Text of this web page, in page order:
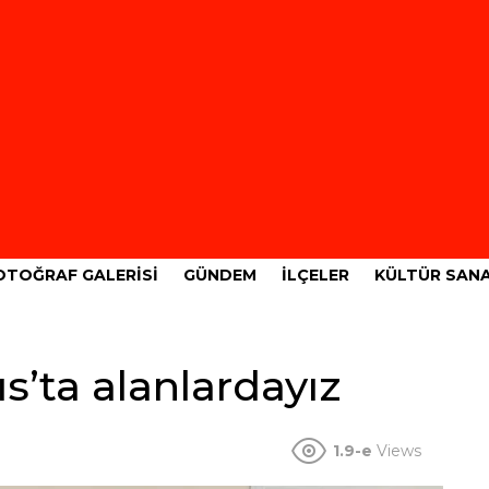
GALERISI GÜNDEM İLÇELER KÜLTÜR
alanlardayız
1.9-e Views